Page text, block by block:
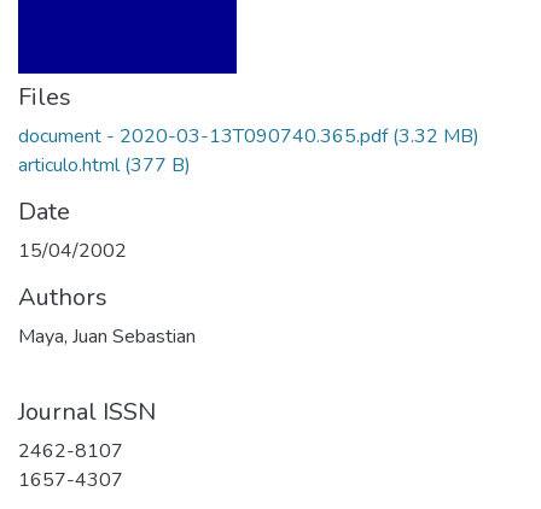
Files
document - 2020-03-13T090740.365.pdf(3.32 MB)
articulo.html(377 B)
Date
15/04/2002
Authors
Maya, Juan Sebastian
Journal ISSN
2462-8107
1657-4307